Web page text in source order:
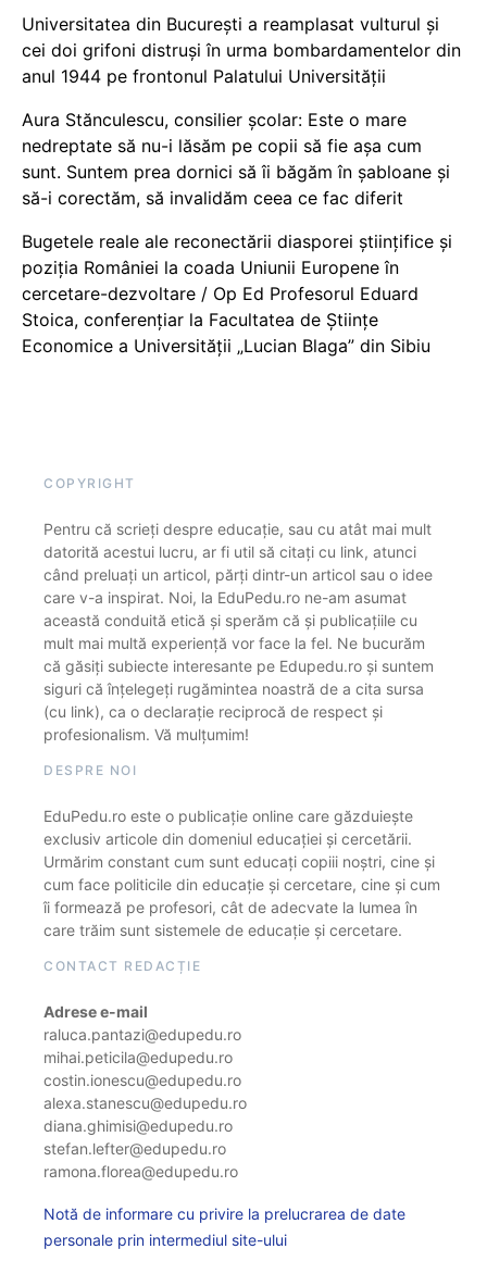
Universitatea din București a reamplasat vulturul și
cei doi grifoni distruși în urma bombardamentelor din
anul 1944 pe frontonul Palatului Universității
Aura Stănculescu, consilier școlar: Este o mare
nedreptate să nu-i lăsăm pe copii să fie așa cum
sunt. Suntem prea dornici să îi băgăm în șabloane și
să-i corectăm, să invalidăm ceea ce fac diferit
Bugetele reale ale reconectării diasporei științifice și
poziția României la coada Uniunii Europene în
cercetare-dezvoltare / Op Ed Profesorul Eduard
Stoica, conferențiar la Facultatea de Științe
Economice a Universității „Lucian Blaga” din Sibiu
COPYRIGHT
Pentru că scrieți despre educație, sau cu atât mai mult
datorită acestui lucru, ar fi util să citați cu link, atunci
când preluați un articol, părți dintr-un articol sau o idee
care v-a inspirat. Noi, la EduPedu.ro ne-am asumat
această conduită etică și sperăm că și publicațiile cu
mult mai multă experiență vor face la fel. Ne bucurăm
că găsiți subiecte interesante pe Edupedu.ro și suntem
siguri că înțelegeți rugămintea noastră de a cita sursa
(cu link), ca o declarație reciprocă de respect și
profesionalism. Vă mulțumim!
DESPRE NOI
EduPedu.ro este o publicație online care găzduiește
exclusiv articole din domeniul educației și cercetării.
Urmărim constant cum sunt educați copiii noștri, cine și
cum face politicile din educație și cercetare, cine și cum
îi formează pe profesori, cât de adecvate la lumea în
care trăim sunt sistemele de educație și cercetare.
CONTACT REDACȚIE
Adrese e-mail
raluca.pantazi@edupedu.ro
mihai.peticila@edupedu.ro
costin.ionescu@edupedu.ro
alexa.stanescu@edupedu.ro
diana.ghimisi@edupedu.ro
stefan.lefter@edupedu.ro
ramona.florea@edupedu.ro
Notă de informare cu privire la prelucrarea de date
personale prin intermediul site-ului